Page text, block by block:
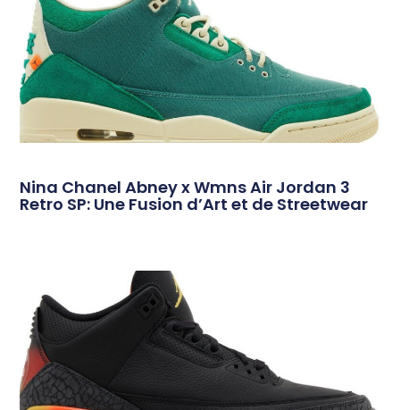
Nina Chanel Abney x Wmns Air Jordan 3
Retro SP: Une Fusion d’Art et de Streetwear